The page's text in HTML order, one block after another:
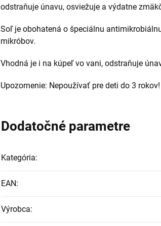
odstraňuje únavu, osviežuje a výdatne
Soľ je obohatená o špeciálnu
mikróbov.
Vhodná je i na kúpeľ vo vani, odstraňuje
Upozornenie: Nepoužívať pre deti do 3 rokov!
Dodatočné parametre
Kategória:
EAN:
Výrobca: